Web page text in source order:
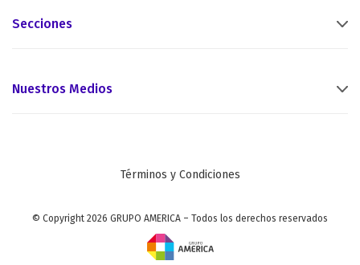
Secciones
Nuestros Medios
Términos y Condiciones
© Copyright 2026 GRUPO AMERICA – Todos los derechos reservados